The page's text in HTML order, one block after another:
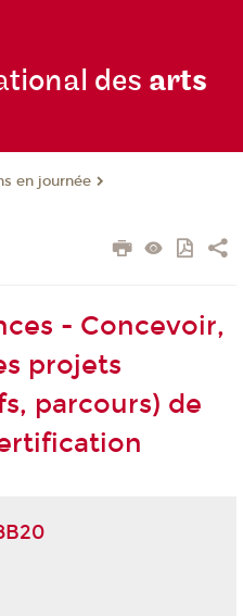
tional des arts
en journée
- Concevoir,
projets
parcours) de